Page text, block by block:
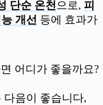
단순 온천 으로, 피
개선 등에 효과가
어디가 좋을까요?
다음이 좋습니다,